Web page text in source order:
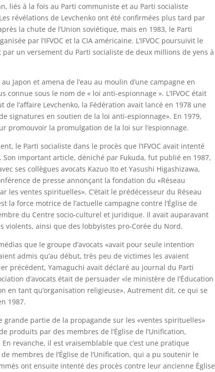
liés à la fois au Parti communiste et au Parti socialiste
révélations de Levchenko ont été confirmées plus tard par
la chute de l’Union soviétique, mais en 1983, le Parti
par l’IFVOC et la CIA américaine. L’IFVOC poursuivit le
un versement du Parti socialiste de deux millions de yens à
Japon et amena de l’eau au moulin d’une campagne en
sous le nom de « loi anti-espionnage ». L’IFVOC était
l’affaire Levchenko, la Fédération avait lancé en 1978 une
signatures en soutien de la loi anti-espionnage». En 1979,
promouvoir la promulgation de la loi sur l’espionnage.
le Parti socialiste dans le procès que l’IFVOC avait intenté
important article, déniché par Fukuda, fut publié en 1987,
ses collègues avocats Kazuo Ito et Yasushi Higashizawa,
de presse annonçant la fondation du «Réseau
les ventes spirituelles». C’était le prédécesseur du Réseau
la force motrice de l’actuelle campagne contre l’Église de
du Centre socio-culturel et juridique. Il avait auparavant
violents, ainsi que des lobbyistes pro-Corée du Nord.
que le groupe d’avocats «avait pour seule intention
admis qu’au début, très peu de victimes les avaient
précédent, Yamaguchi avait déclaré au journal du Parti
d’avocats était de persuader «le ministère de l’Éducation
en tant qu’organisation religieuse». Autrement dit, ce qui se
1987.
grande partie de la propagande sur les «ventes spirituelles»
produits par des membres de l’Église de l’Unification,
revanche, il est vraisemblable que c’est une pratique
membres de l’Église de l’Unification, qui a pu soutenir le
ont ensuite intenté des procès contre leur ancienne Église